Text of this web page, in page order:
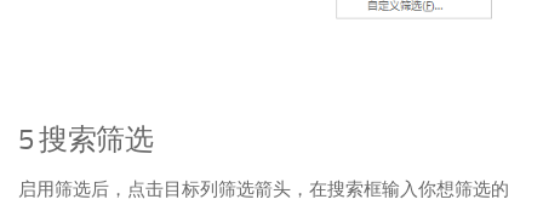
5 搜索筛选
启用筛选后，点击目标列筛选箭头，在搜索框输入你想筛选的